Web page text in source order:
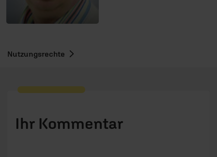
Nutzungsrechte
Ihr Kommentar